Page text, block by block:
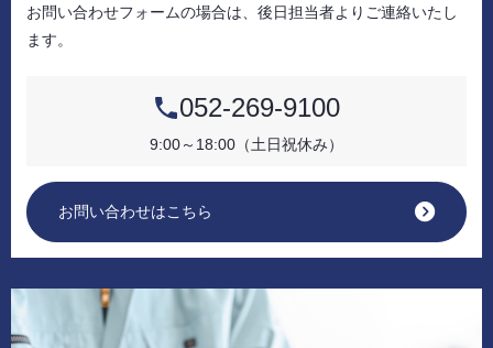
お問い合わせフォームの場合は、後日担当者よりご連絡いたし
ます。
052-269-9100
9:00～18:00（土日祝休み）
お問い合わせはこちら